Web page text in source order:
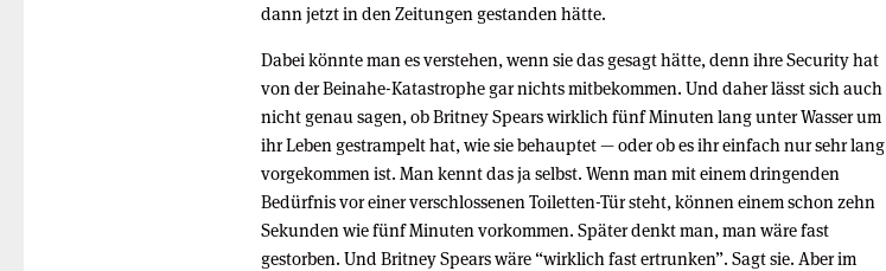
dann jetzt in den Zeitungen gestanden hätte.
Dabei könnte man es verstehen, wenn sie das gesagt hätte, denn ihre Security hat
von der Beinahe-Katastrophe gar nichts mitbekommen. Und daher lässt sich auch
nicht genau sagen, ob Britney Spears wirklich fünf Minuten lang unter Wasser um
ihr Leben gestrampelt hat, wie sie behauptet — oder ob es ihr einfach nur sehr lang
vorgekommen ist. Man kennt das ja selbst. Wenn man mit einem dringenden
Bedürfnis vor einer verschlossenen Toiletten-Tür steht, können einem schon zehn
Sekunden wie fünf Minuten vorkommen. Später denkt man, man wäre fast
gestorben. Und Britney Spears wäre “wirklich fast ertrunken”. Sagt sie. Aber im